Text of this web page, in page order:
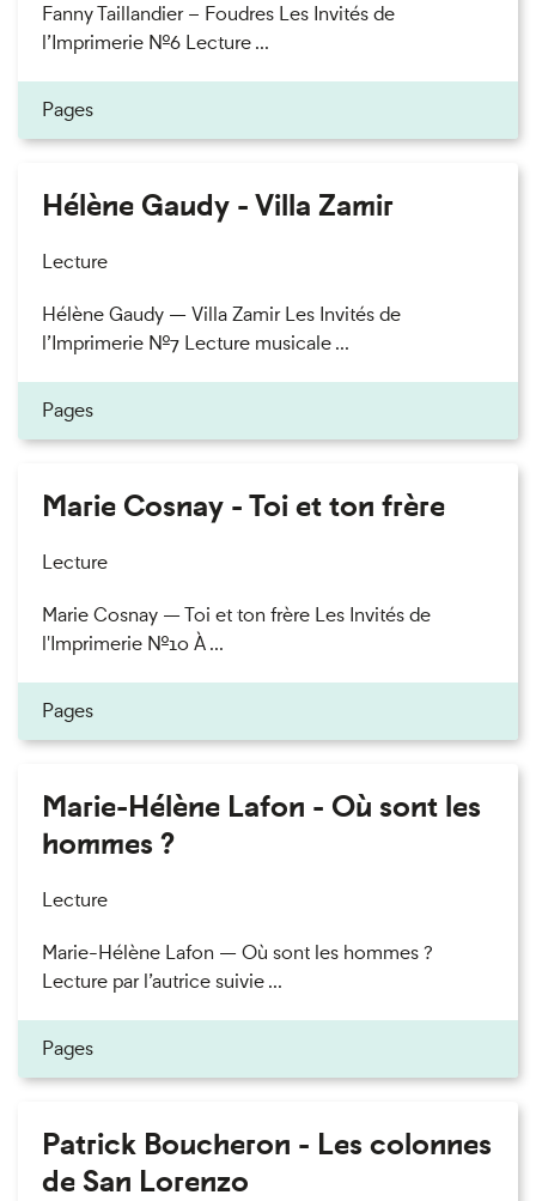
Fanny Taillandier – Foudres Les Invités de
l’Imprimerie n°6 Lecture ...
Pages
Hélène Gaudy - Villa Zamir
Lecture
Hélène Gaudy — Villa Zamir Les Invités de
l’Imprimerie n°7 Lecture musicale ...
Pages
Marie Cosnay - Toi et ton frère
Lecture
Marie Cosnay — Toi et ton frère Les Invités de
l'Imprimerie n°10 À ...
Pages
Marie-Hélène Lafon - Où sont les
hommes ?
Lecture
Marie-Hélène Lafon — Où sont les hommes ?
Lecture par l’autrice suivie ...
Pages
Patrick Boucheron - Les colonnes
de San Lorenzo